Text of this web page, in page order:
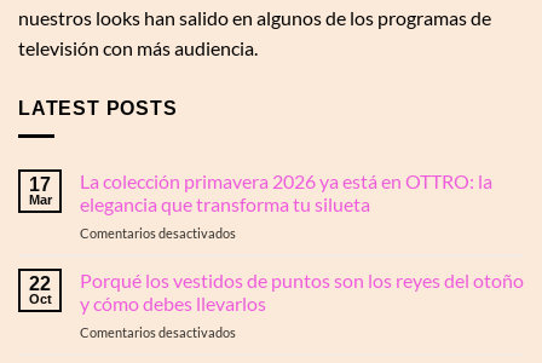
nuestros looks han salido en algunos de los programas de
televisión con más audiencia.
LATEST POSTS
17
Mar
La colección primavera 2026 ya está en OTTRO: la
elegancia que transforma tu silueta
Comentarios desactivadosen
colección
primavera
2026
ya
22
Oct
Porqué los vestidos de puntos son los reyes del otoño
y cómo debes llevarlos
Comentarios desactivadosen